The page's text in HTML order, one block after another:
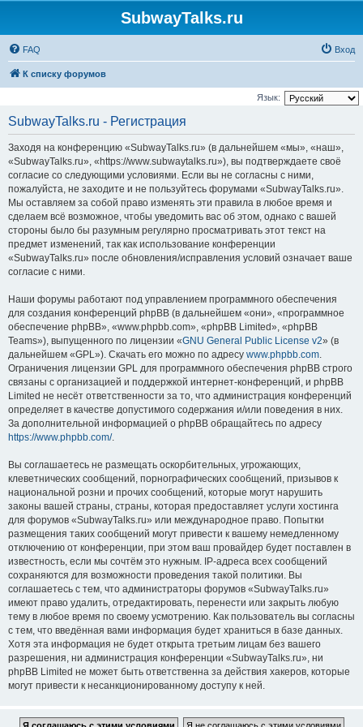
SubwayTalks.ru
FAQ Вход
К списку форумов
Язык:
SubwayTalks.ru - Регистрация
Заходя на конференцию «SubwayTalks.ru» (в дальнейшем «мы», «наш»,
«SubwayTalks.ru», «https://www.subwaytalks.ru»), вы подтверждаете своё
согласие со следующими условиями. Если вы не согласны с ними,
пожалуйста, не заходите и не пользуйтесь форумами «SubwayTalks.ru».
Мы оставляем за собой право изменять эти правила в любое время и
сделаем всё возможное, чтобы уведомить вас об этом, однако с вашей
стороны было бы разумным регулярно просматривать этот текст на
предмет изменений, так как использование конференции
«SubwayTalks.ru» после обновления/исправления условий означает ваше
согласие с ними.
Наши форумы работают под управлением программного обеспечения
для создания конференций phpBB (в дальнейшем «они», «программное
обеспечение phpBB», «www.phpbb.com», «phpBB Limited», «phpBB
Teams»), выпущенного по лицензии «GNU General Public License v2» (в
дальнейшем «GPL»). Скачать его можно по адресу www.phpbb.com.
Ограничения лицензии GPL для программного обеспечения phpBB строго
связаны с организацией и поддержкой интернет-конференций, и phpBB
Limited не несёт ответственности за то, что администрация конференций
определяет в качестве допустимого содержания и/или поведения в них.
За дополнительной информацией о phpBB обращайтесь по адресу
https://www.phpbb.com/.
Вы соглашаетесь не размещать оскорбительных, угрожающих,
клеветнических сообщений, порнографических сообщений, призывов к
национальной розни и прочих сообщений, которые могут нарушить
законы вашей страны, страны, которая предоставляет услуги хостинга
для форумов «SubwayTalks.ru» или международное право. Попытки
размещения таких сообщений могут привести к вашему немедленному
отключению от конференции, при этом ваш провайдер будет поставлен в
известность, если мы сочтём это нужным. IP-адреса всех сообщений
сохраняются для возможности проведения такой политики. Вы
соглашаетесь с тем, что администраторы форумов «SubwayTalks.ru»
имеют право удалить, отредактировать, перенести или закрыть любую
тему в любое время по своему усмотрению. Как пользователь вы согласны
с тем, что введённая вами информация будет храниться в базе данных.
Хотя эта информация не будет открыта третьим лицам без вашего
разрешения, ни администрация конференции «SubwayTalks.ru», ни
phpBB Limited не может быть ответственна за действия хакеров, которые
могут привести к несанкционированному доступу к ней.